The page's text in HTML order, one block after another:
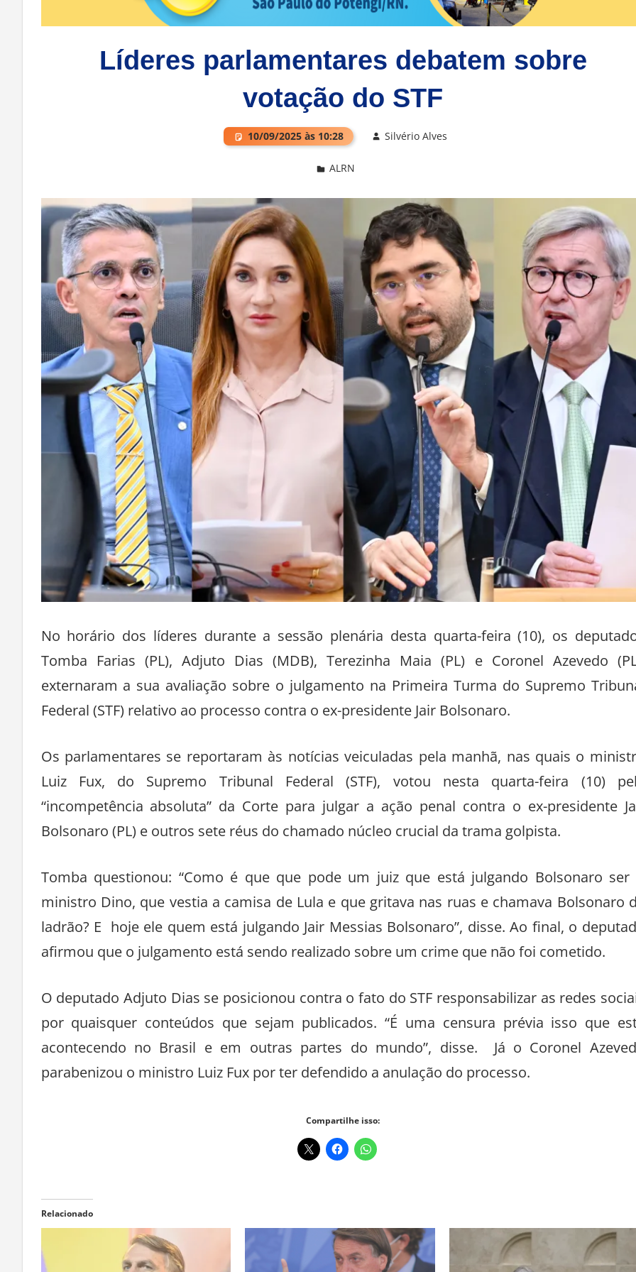
Líderes parlamentares debatem sobre
votação do STF
10/09/2025 às 10:28
No horário dos líderes durante a sessão plenária desta quarta-feira (10), os
Tomba Farias (PL), Adjuto Dias (MDB), Terezinha Maia (PL) e Coronel Azevedo
externaram a sua avaliação sobre o julgamento na Primeira Turma do Supremo
Federal (STF) relativo ao processo contra o ex-presidente Jair Bolsonaro.
Os parlamentares se reportaram às notícias veiculadas pela manhã, nas quais o
Luiz Fux, do Supremo Tribunal Federal (STF), votou nesta quarta-feira (10)
“incompetência absoluta” da Corte para julgar a ação penal contra o ex-presidente
Bolsonaro (PL) e outros sete réus do chamado núcleo crucial da trama golpista.
Tomba questionou: “Como é que que pode um juiz que está julgando Bolsonaro ser
ministro Dino, que vestia a camisa de Lula e que gritava nas ruas e chamava Bolsonaro
ladrão? E hoje ele quem está julgando Jair Messias Bolsonaro”, disse. Ao final, o
afirmou que o julgamento está sendo realizado sobre um crime que não foi cometido.
O deputado Adjuto Dias se posicionou contra o fato do STF responsabilizar as redes
por quaisquer conteúdos que sejam publicados. “É uma censura prévia isso que
acontecendo no Brasil e em outras partes do mundo”, disse. Já o Coronel
parabenizou o ministro Luiz Fux por ter defendido a anulação do processo.
Compartilhe isso: